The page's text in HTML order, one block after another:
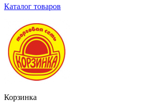
Каталог товаров
Корзинка